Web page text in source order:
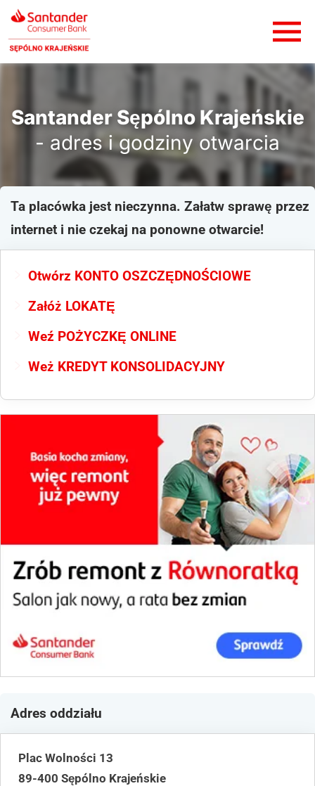
Santander Sępólno Krajeńskie
- adres i godziny otwarcia
Ta placówka jest nieczynna. Załatw sprawę przez
internet i nie czekaj na ponowne otwarcie!
Otwórz KONTO OSZCZĘDNOŚCIOWE
Załóż LOKATĘ
Weź POŻYCZKĘ ONLINE
Weż KREDYT KONSOLIDACYJNY
Adres oddziału
Plac Wolności 13
89-400 Sępólno Krajeńskie